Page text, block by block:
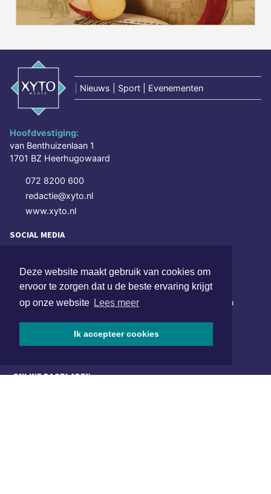
Deze website maakt gebruik van cookies om
ervoor te zorgen dat u de beste ervaring krijgt
op onze website Lees meer
Ik accepteer cookies
Nieuws | Sport | Evenementen
Hoofdvestiging:
van Benthuizenlaan 1
1701 BZ Heerhugowaard
072 8200 600
redactie@xyto.nl
www.xyto.nl
SOCIAL MEDIA
NIEUWSBRIEF AANMELDEN
Schrijf je in voor onze nieuwsbrief en krijg wekelijks een
ONLINE DAGBLADEN